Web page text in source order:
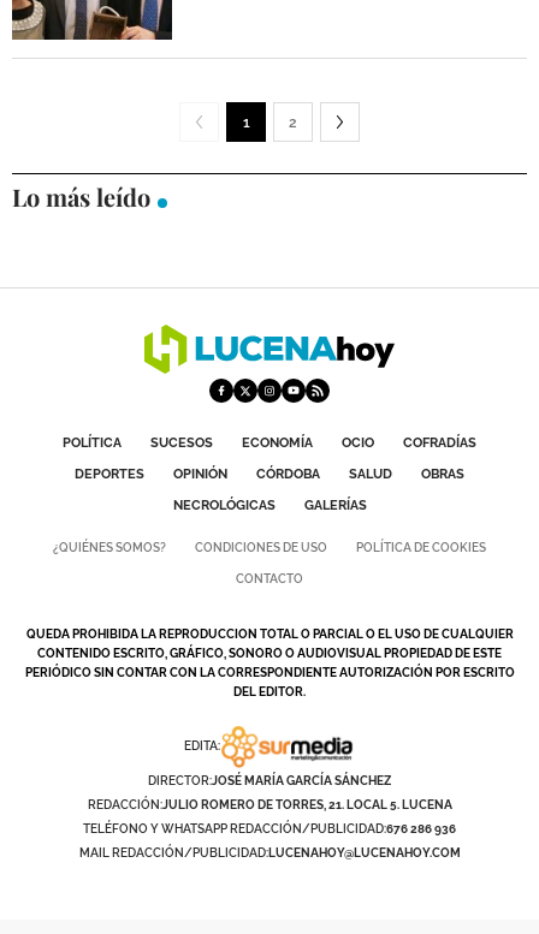
1 2
Lo más leído
POLÍTICA SUCESOS ECONOMÍA OCIO
COFRADÍAS
DEPORTES
OPINIÓN CÓRDOBA SALUD
OBRAS
NECROLÓGICAS
GALERÍAS
¿QUIÉNES SOMOS? CONDICIONES DE USO POLÍTICA DE COOKIES
CONTACTO
QUEDA PROHIBIDA LA REPRODUCCION TOTAL O PARCIAL O EL USO DE CUALQUIER
CONTENIDO ESCRITO, GRÁFICO, SONORO O AUDIOVISUAL PROPIEDAD DE ESTE
PERIÓDICO SIN CONTAR CON LA CORRESPONDIENTE AUTORIZACIÓN POR ESCRITO
DEL EDITOR.
EDITA:
DIRECTOR:JOSÉ MARÍA GARCÍA SÁNCHEZ
REDACCIÓN:JULIO ROMERO DE TORRES, 21. LOCAL 5. LUCENA
TELÉFONO Y WHATSAPP REDACCIÓN/PUBLICIDAD:676 286 936
MAIL REDACCIÓN/PUBLICIDAD:LUCENAHOY@LUCENAHOY.COM